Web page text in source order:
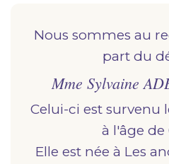
marbrerie pour
défunt. Découvrez nos
Demander un devis
Nous sommes au
part du
Mme Sylvaine
Celui-ci est survenu
à l'âge de
Elle est née à
les